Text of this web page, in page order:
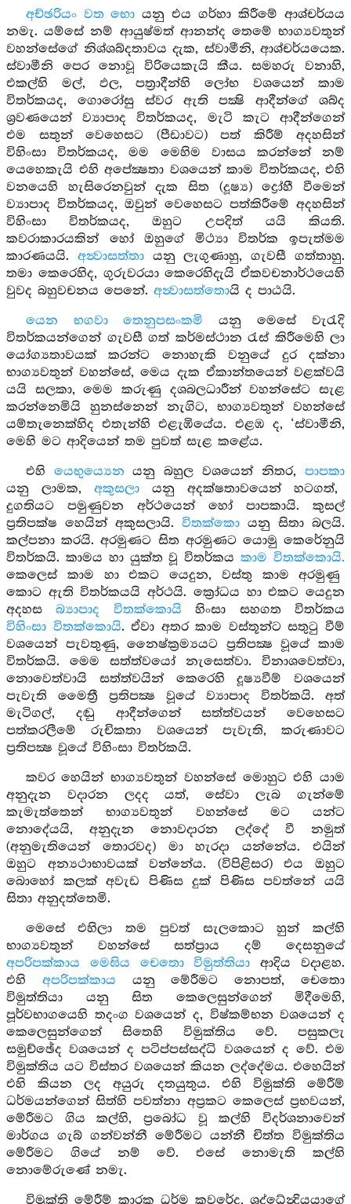
අච්ඡරියං වත භො යනු එය ගර්හා කිරීමේ ආශ්චර්යය
නමැ. යම්සේ නම් ආයුෂ්මත් ආනන්ද තෙමේ භාග්‍යවතුන්
වහන්සේගේ නිශ්ශබ්දතාවය දැක, ස්වාමීනි, ආශ්චර්යයෙක.
ස්වාමීනි පෙර නොවූ විරියෙකැයි කීය. සමහරු වනාහි,
එකල්හි මල්, ඵල, පත්‍රාදීන්හි ලෝභ වශයෙන් කාම
විතර්කයද, ගොරෝසු ස්වර ඇති පක්‍ෂි ආදීන්ගේ ශබ්ද
ශ්‍රවණයෙන් ව්‍යාපාද විතර්කයද, මැටි කැට ආදීන්ගෙන්
එම සතුන් වෙහෙසට (පීඩාවට) පත් කිරීම් අදහසින්
විහිංසා විතර්කයද, මම මෙහිම වාසය කරන්නේ නම්
යෙහෙකැයි එහි අපේක්‍ෂතා වශයෙන් කාම විතර්කයද, එහි
වනයෙහි හැසිරෙනවුන් දැක සිත (දූෂ්‍ය) ද්‍රෝහී වීමෙන්
ව්‍යාපාද විතර්කයද, ඔවුන් වෙහෙසට පත්කිරීමේ අදහසින්
විහිංසා විතර්කයද, ඔහුට උපදිත් යයි කියති.
කවරාකාරයකින් හෝ ඔහුගේ මිථ්‍යා විතර්ක ඉපැත්මම
කාරණයයි. අන්‍වාසත්තායනු ලැගුණාහු, ගැවසී ගත්තාහු.
තමා කෙරෙහිද, ගුරුවරයා කෙරෙහිදැයි ඒකවචනාර්ථයෙහි
වුවද බහුවචනය පෙනේ. අන්‍වාසත්තොයි ද පාඨයි.
යෙන භගවා තෙනුපසංකමි යනු මෙසේ වැරැදි
විතර්කයන්ගෙන් ගැවසී ගත් කර්මස්ථාන රැස් කිරීමෙහි ලා
යෝග්‍යතාවයක් කරන්ට නොහැකි වනුයේ දුර දක්නා
භාග්‍යවතුන් වහන්සේ, මෙය දැක ඒකාන්තයෙන් වළක්වයි
යයි සලකා, මෙම කරුණු දශබලධාරීන් වහන්සේට සැළ
කරන්නෙමියි හුනස්නෙන් නැගිට, භාග්‍යවතුන් වහන්සේ
යම්තැනෙක්හිද එතැන්හි එළැඹියේය. එළඹ ද, ‘ස්වාමීනි,
මෙහි මට ආදියෙන් තම පුවත් සැළ කළේය.
එහි යෙභුය්‍යෙන යනු බහුල වශයෙන් නිතර,පාපකා
යනු ලාමක, අකුසලා යනු අදක්ෂතාවයෙන් හටගත්,
දුගතියට පමුණුවන අර්ථයෙන් හෝ පාපකායි. කුසල්
ප්‍රතිපක්ෂ හෙයින් අකුසලායි. විතක්කො යනු සිතා බලයි.
කල්පනා කරයි. අරමුණට සිත අරමුණට යොමු කෙරේනුයි
විතර්කයි. කාමය හා යුක්ත වූ විතර්කයකාම විතක්කොයි.
කෙලෙස් කාම හා එකට යෙදුන, වස්තු කාම අරමුණු
කොට ඇති විතර්කයයි අර්ථයි. ක්‍රෝධය හා එකට යෙදුන
අදහසබ්‍යාපාද විතක්කොයි හිංසා සහගත විතර්කය
විහිංසා විතක්කොයි. ඒවා අතර කාම වස්තූන්ට සතුටු වීම්
වශයෙන් පැවතුණු, නෛෂ්ක්‍රම්‍යයට ප්‍රතිපක්‍ෂ වූයේ කාම
විතර්කයි. මෙම සත්ත්වයෝ නැසෙත්වා. විනාශවෙත්වා,
නොවෙත්වායි සත්ත්වයින් කෙරෙහි දූෂ්‍යවීම් වශයෙන්
පැවැති මෛත්‍රී ප්‍රතිපක්‍ෂ වූයේ ව්‍යාපාද විතර්කයි. අත්
මැටිගල්, දඬු ආදීන්ගෙන් සත්ත්වයන් වෙහෙසට
පත්කරලීමේ රුචිකතා වශයෙන් පැවැති, කරුණාවට
ප්‍රතිපක්‍ෂ වූයේ විහිංසා විතර්කයි.
කවර හෙයින් භාග්‍යවතුන් වහන්සේ මොහුට එහි යාම
අනුදැන වදාරන ලදද යත්, සේවා ලැබ ගැන්මේ
කැමැත්තෙන් භාග්‍යවතුන් වහන්සේ මට යන්ට
නොදේයයි, අනුදැන නොවදාරන ලද්දේ වී නමුත්
(අනුමැතියෙන් තොරවද) මා හැරදා යන්නේය. එයින්
ඔහුට අන්‍යථාභාවයක් වන්නේය. (විපිළිසර) එය ඔහුට
බොහෝ කලක් අවැඩ පිණිස දුක් පිණිස පවත්නේ යයි
සිතා අනුදත්තෙමි.
මෙසේ එහිලා තම පුවත් සැලකොට හුන් කල්හි
භාග්‍යවතුන් වහන්සේ සත්ප්‍රාය දම් දෙසනුයේ
අපරිපක්කාය මෙඝිය චෙතො විමුත්තියා ආදිය වදාළහ.
එහි අපරිපක්කාය යනු මේරීමට නොපත්, චෙතො
විමුත්තියා යනු සිත කෙලෙසුන්ගෙන් මිදීමෙහි,
පූර්වභාගයෙහි තදංග වශයෙන් ද, විෂ්කම්භන වශයෙන් ද
කෙලෙසුන්ගෙන් සිතෙහි විමුක්තිය වේ. පසුකලැ
සමුච්ඡේද වශයෙන් ද පටිප්පස්සද්ධි වශයෙන් ද වේ. එම
විමුක්තිය යට විස්තර වශයෙන් කියන ලද්දේමය. එහෙයින්
එහි කියන ලද අයුරු දතයුතුය. එහි විමුක්ති මේරීම්
ධර්මයන්ගෙන් සිත්හි පවත්නා අප්‍රකට කෙලෙස් ප්‍රභවයන්,
මේරීමට ගිය කල්හි, ප්‍රබෝධ වූ කල්හි විදර්ශනාවෙන්
මාර්ගය ගැබ් ගන්වන්නී මේරීමට යන්නී චිත්ත විමුක්තිය
මේරීමට ගියේ නම් වේ. එසේ නොමැති කල්හි
නොමේරුණේ නමැ.
විමුක්ති මේරීම් කාරක ධර්ම කවරේද, ශ්‍රද්ධේන්‍ද්‍රියයාගේ